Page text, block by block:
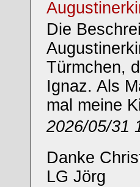
Die
Türmchen,
Ignaz. Als
mal meine
2026/05/31
Danke
LG Jörg